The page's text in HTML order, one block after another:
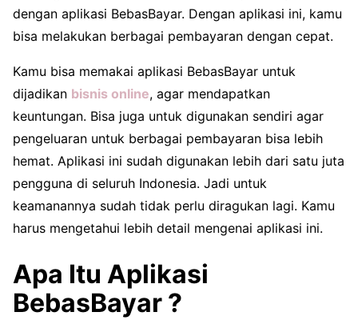
dengan aplikasi BebasBayar. Dengan aplikasi ini, kamu
bisa melakukan berbagai pembayaran dengan cepat.
Kamu bisa memakai aplikasi BebasBayar untuk
dijadikan bisnis online, agar mendapatkan
keuntungan. Bisa juga untuk digunakan sendiri agar
pengeluaran untuk berbagai pembayaran bisa lebih
hemat. Aplikasi ini sudah digunakan lebih dari satu juta
pengguna di seluruh Indonesia. Jadi untuk
keamanannya sudah tidak perlu diragukan lagi. Kamu
harus mengetahui lebih detail mengenai aplikasi ini.
Apa Itu Aplikasi
BebasBayar ?